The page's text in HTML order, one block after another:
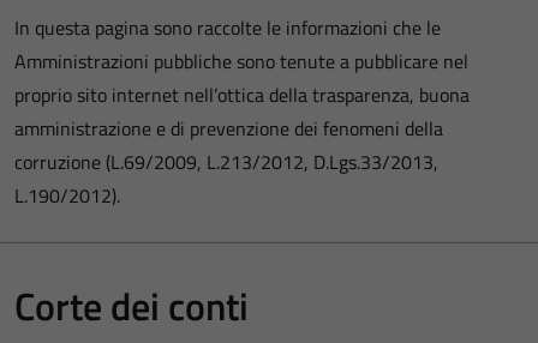
In questa pagina sono raccolte le informazioni che le
Amministrazioni pubbliche sono tenute a pubblicare nel
proprio sito internet nell’ottica della trasparenza, buona
amministrazione e di prevenzione dei fenomeni della
corruzione (L.69/2009, L.213/2012, D.Lgs.33/2013,
L.190/2012).
Corte dei conti